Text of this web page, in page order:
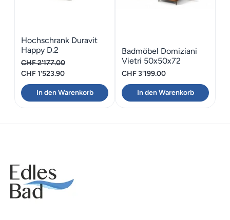
Hochschrank Duravit
Happy D.2
CHF2'177.00
Ursprünglicher
Preis
war:
CHF1'523.90Aktueller
Preis
ist:
In den Warenkorb
Badmöbel Domiziani
Vietri 50x50x72
Drehtür
CHF3'199.00
In den Warenkorb